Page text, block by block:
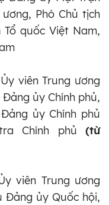
Phó Chủ tịch
quốc Việt Nam,
viên Trung ương
ủy Chính phủ,
ủy Chính phủ
tra Chính phủ(từ
viên Trung ương
Đảng ủy Quốc hội,